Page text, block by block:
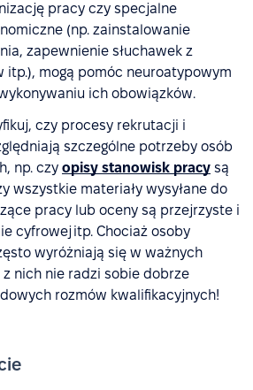
pracy czy specjalne
(np. zainstalowanie
zapewnienie słuchawek z
itp.), mogą pomóc neuroatypowym
ich obowiązków.
czy procesy rekrutacji i
szczególne potrzeby osób
np. czy opisy stanowisk pracy są
wszystkie materiały wysyłane do
pracy lub oceny są przejrzyste i
cyfrowej itp. Chociaż osoby
wyróżniają się w ważnych
nich nie radzi sobie dobrze
rozmów kwalifikacyjnych!